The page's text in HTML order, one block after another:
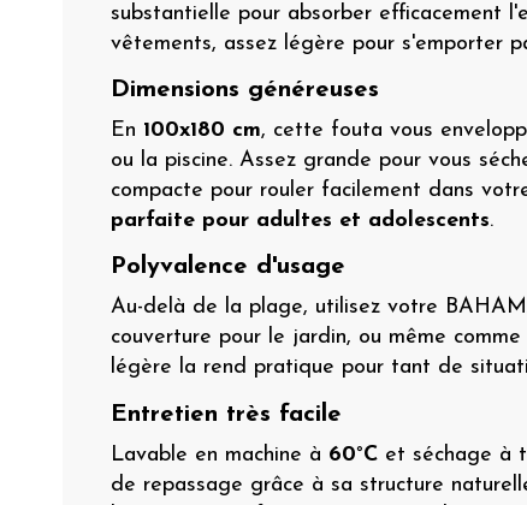
substantielle pour absorber efficacement
vêtements, assez légère pour s'emporter
Dimensions généreuses
En 100x180 cm, cette fouta vous
ou la piscine. Assez grande pour vous
compacte pour rouler facilement dans
parfaite pour adultes et adolescents.
Polyvalence d'usage
Au-delà de la plage, utilisez votre
couverture pour le jardin, ou même
légère la rend pratique pour tant de
Entretien très facile
Lavable en machine à 60°C et séchage à
de repassage grâce à sa structure